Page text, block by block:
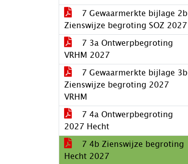
7 Gewaarmerkte bijlage 2b
Zienswijze begroting SOZ 2027
7 3a Ontwerpbegroting
VRHM 2027
7 Gewaarmerkte bijlage 3b
Zienswijze begroting 2027
VRHM
7 4a Ontwerpbegroting
2027 Hecht
7 4b Zienswijze begroting
Hecht 2027